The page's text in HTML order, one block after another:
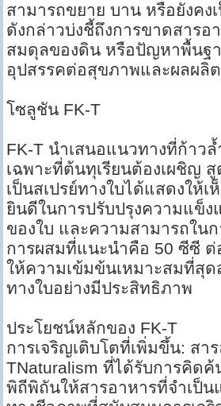
สามารถขยาย บาน หรือยังคง
ดังกล่าวบ่งชี้ถึงการขาดสารอ
สมดุลของดิน หรือปัญหาพื้นฐ
อุปสรรคต่อสุขภาพและผลผลิ
โซลูชัน FK-T
FK-T นำเสนอแนวทางที่ก้าว
เฉพาะที่ต้นทุเรียนต้องเผชิญ สู
เป็นสเปรย์ทางใบได้แสดงให้
ยินดีในการปรับปรุงความแข็ง
ของใบ และความสามารถใน
การผสมที่แนะนำคือ 50 ซีซี ต่
ให้ความเข้มข้นเหมาะสมที่สุ
ทางใบอย่างมีประสิทธิภาพ
ประโยชน์หลักของ FK-T
การเจริญเติบโตที่เพิ่มขึ้น: สา
TNaturalism ที่ได้รับการคิด
พิถีพิถันให้สารอาหารที่จำเป็น